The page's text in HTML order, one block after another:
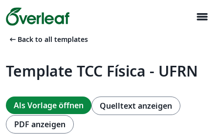
menu
arrow_left_alt Back to all templates
Template TCC Física - UFRN
Als Vorlage öffnen
Quelltext anzeigen
PDF anzeigen